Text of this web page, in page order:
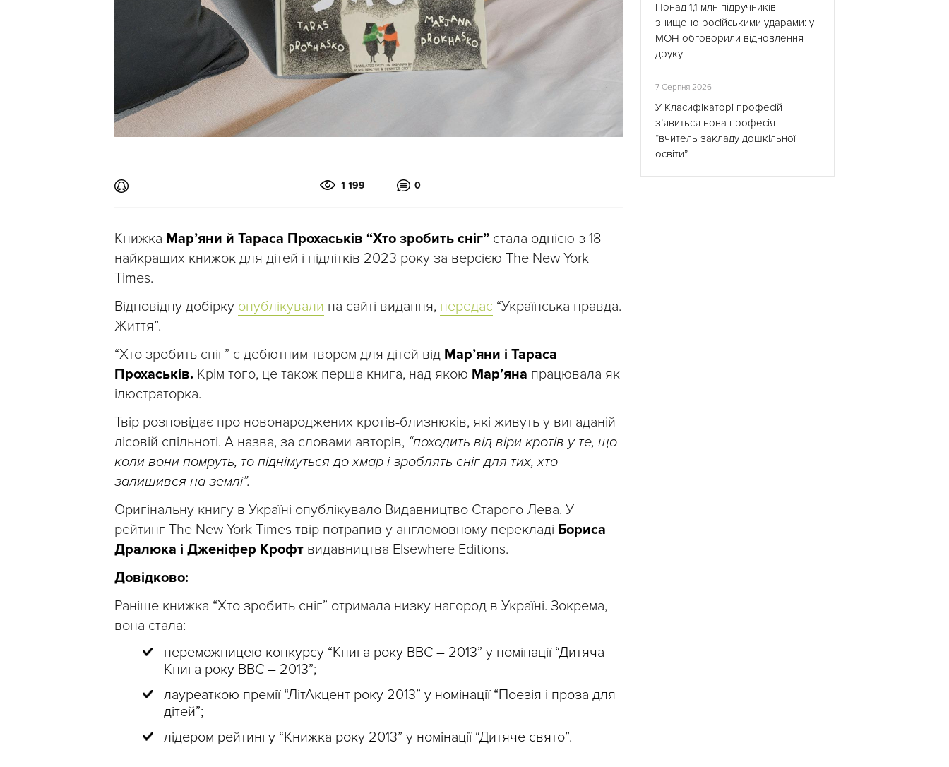
1 199 0
Книжка Мар’яни й Тараса Прохаськів “Хто зробить сніг” стала однією з 18
найкращих книжок для дітей і підлітків 2023 року за версією The New York
Times.
Відповідну добірку опублікували на сайті видання, передає “Українська правда.
Життя”.
“Хто зробить сніг” є дебютним твором для дітей від Мар’яни і Тараса
Прохаськів. Крім того, це також перша книга, над якою Мар’яна працювала як
ілюстраторка.
Твір розповідає про новонароджених кротів-близнюків, які живуть у вигаданій
лісовій спільноті. А назва, за словами авторів, “походить від віри кротів у те, що
коли вони помруть, то піднімуться до хмар і зроблять сніг для тих, хто
залишився на землі”.
Оригінальну книгу в Україні опублікувало Видавництво Старого Лева. У
рейтинг The New York Times твір потрапив у англомовному перекладі Бориса
Дралюка і Дженіфер Крофт видавництва Elsewhere Editions.
Довідково:
Раніше книжка “Хто зробить сніг” отримала низку нагород в Україні. Зокрема,
вона стала:
переможницею конкурсу “Книга року ВВС – 2013” у номінації “Дитяча
Книга року ВВС – 2013”;
лауреаткою премії “ЛітАкцент року 2013” у номінації “Поезія і проза для
дітей”;
лідером рейтингу “Книжка року 2013” у номінації “Дитяче свято”.
Понад 1,1 млн підручників
знищено російськими ударами: у
МОН обговорили відновлення
друку
7 Серпня 2026
У Класифікаторі професій
з’явиться нова професія
“вчитель закладу дошкільної
освіти”